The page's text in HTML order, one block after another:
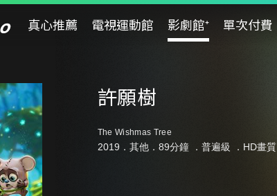
真心推薦 電視運動館 影劇館⁺ 單次付費
許願樹
The Wishmas Tree
2019．其他．89分鐘 ． 普遍級 ．HD畫質